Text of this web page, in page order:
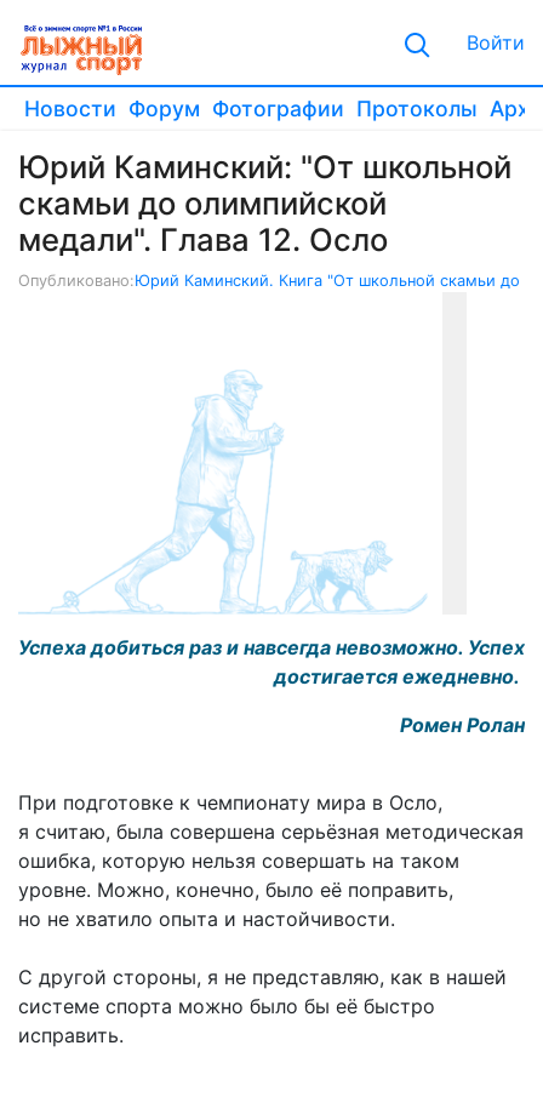
Войти
Новости Форум Фотографии Протоколы
Юрий Каминский: "От школьной
скамьи до олимпийской
медали". Глава 12. Осло
Опубликовано:Юрий Каминский. Книга "От школьной скамьи до
Успеха добиться раз и навсегда невозможно. Успех
достигается ежедневно.
Ромен Ролан
При подготовке к чемпионату мира в Осло,
я считаю, была совершена серьёзная методическая
ошибка, которую нельзя совершать на таком
уровне. Можно, конечно, было её поправить,
но не хватило опыта и настойчивости.
С другой стороны, я не представляю, как в нашей
системе спорта можно было бы её быстро
исправить.